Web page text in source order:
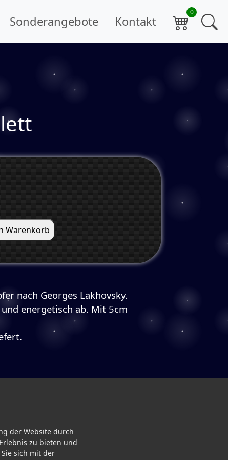
Sonderangebote Kontakt
nach Georges Lakhovsky.
energetisch ab. Mit 5cm
ORGONOX
der Website durch
zu bieten und
sich mit der